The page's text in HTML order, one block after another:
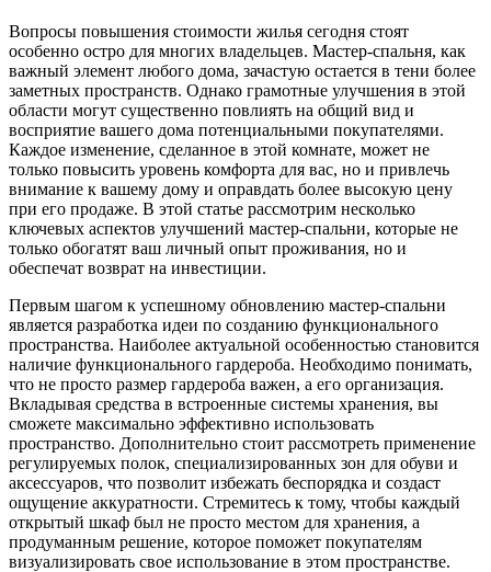
Вопросы повышения стоимости жилья сегодня стоят
особенно остро для многих владельцев. Мастер-спальня, как
важный элемент любого дома, зачастую остается в тени более
заметных пространств. Однако грамотные улучшения в этой
области могут существенно повлиять на общий вид и
восприятие вашего дома потенциальными покупателями.
Каждое изменение, сделанное в этой комнате, может не
только повысить уровень комфорта для вас, но и привлечь
внимание к вашему дому и оправдать более высокую цену
при его продаже. В этой статье рассмотрим несколько
ключевых аспектов улучшений мастер-спальни, которые не
только обогатят ваш личный опыт проживания, но и
обеспечат возврат на инвестиции.
Первым шагом к успешному обновлению мастер-спальни
является разработка идеи по созданию функционального
пространства. Наиболее актуальной особенностью становится
наличие функционального гардероба. Необходимо понимать,
что не просто размер гардероба важен, а его организация.
Вкладывая средства в встроенные системы хранения, вы
сможете максимально эффективно использовать
пространство. Дополнительно стоит рассмотреть применение
регулируемых полок, специализированных зон для обуви и
аксессуаров, что позволит избежать беспорядка и создаст
ощущение аккуратности. Стремитесь к тому, чтобы каждый
открытый шкаф был не просто местом для хранения, а
продуманным решение, которое поможет покупателям
визуализировать свое использование в этом пространстве.